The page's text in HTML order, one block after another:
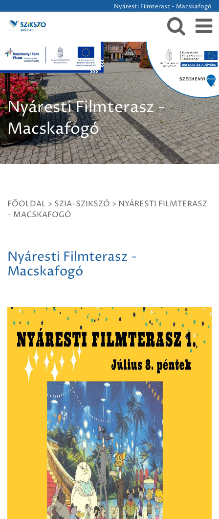
Nyáresti Filmterasz - Macskafogó
Nyáresti Filmterasz -
Macskafogó
FŐOLDAL > SZIA-SZIKSZÓ > NYÁRESTI FILMTERASZ
- MACSKAFOGÓ
Nyáresti Filmterasz -
Macskafogó